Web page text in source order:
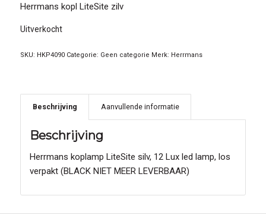
Herrmans kopl LiteSite zilv
Uitverkocht
SKU: HKP4090 Categorie: Geen categorie Merk: Herrmans
Beschrijving Aanvullende informatie
Beschrijving
Herrmans koplamp LiteSite silv, 12 Lux led lamp, los
verpakt (BLACK NIET MEER LEVERBAAR)